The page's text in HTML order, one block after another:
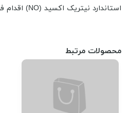
استاندارد نیتریک اکسید (NO) اقدام فرمائید.
محصولات مرتبط